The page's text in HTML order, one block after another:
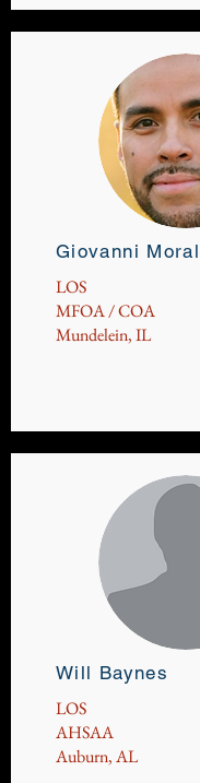
Giovanni
LOS
MFOA / COA
Mundelein, IL
Will Baynes
LOS
AHSAA
Auburn, AL